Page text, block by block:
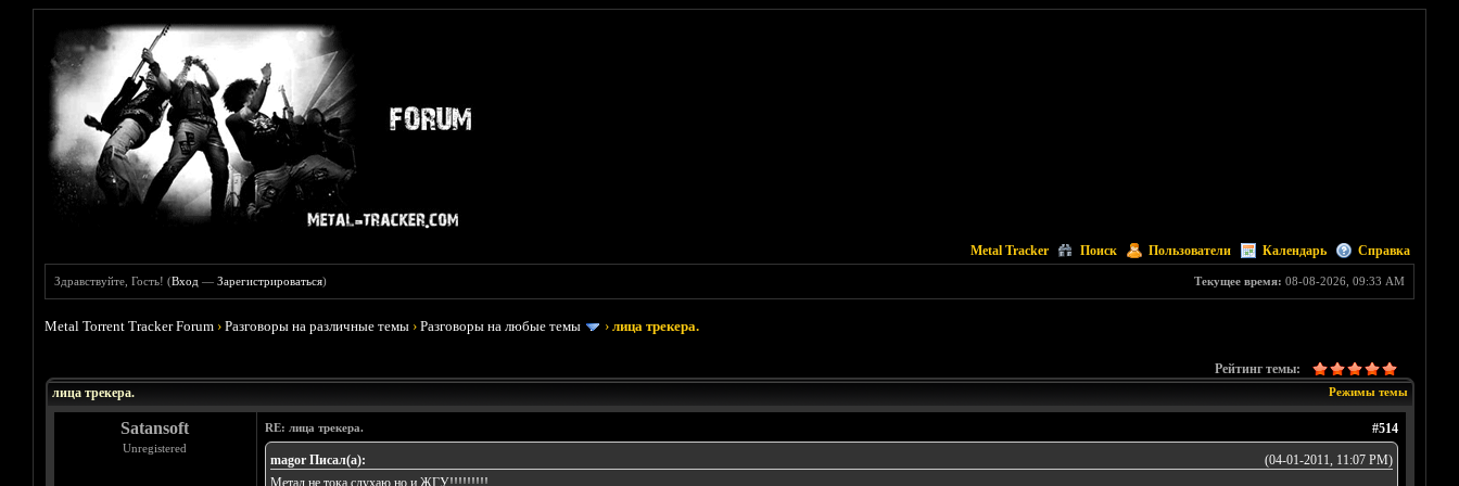
Metal Tracker Поиск Пользователи Календарь Справка
Текущее время: 08-08-2026, 09:33 AM
Здравствуйте, Гость! (Вход —Зарегистрироваться)
Metal Torrent Tracker Forum ›Разговоры на различные темы ›Разговоры на любые темы ›лица трекера.
Рейтинг темы:
Режимы темы
лица трекера.
Satansoft
Unregistered
#514
RE: лица трекера.
(04-01-2011, 11:07 PM)
magor Писал(а):
Метал не тока слухаю но и ЖГУ!!!!!!!!!